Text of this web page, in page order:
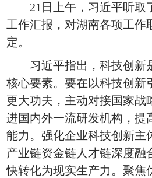
21日上午，习近平听取
工作汇报，对湖南各项工作
定。
习近平指出，科技创新
核心要素。要在以科技创新
更大功夫，主动对接国家战
进国内外一流研发机构，提
能力。强化企业科技创新主
产业链资金链人才链深度融
快转化为现实生产力。聚焦